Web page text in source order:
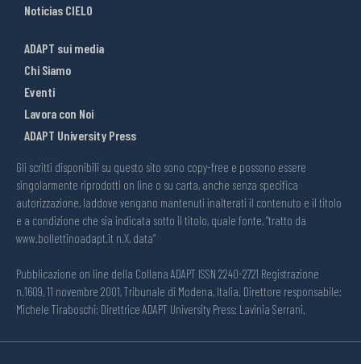
Noticias CIELO
ADAPT sui media
Chi Siamo
Eventi
Lavora con Noi
ADAPT University Press
Gli scritti disponibili su questo sito sono copy-free e possono essere
singolarmente riprodotti on line o su carta, anche senza specifica
autorizzazione, laddove vengano mantenuti inalterati il contenuto e il titolo
e a condizione che sia indicata sotto il titolo, quale fonte, “tratto da
www.bollettinoadapt.it n.X, data“
Pubblicazione on line della Collana ADAPT ISSN 2240-2721 Registrazione
n.1609, 11 novembre 2001, Tribunale di Modena, Italia. Direttore responsabile:
Michele Tiraboschi; Direttrice ADAPT University Press: Lavinia Serrani.